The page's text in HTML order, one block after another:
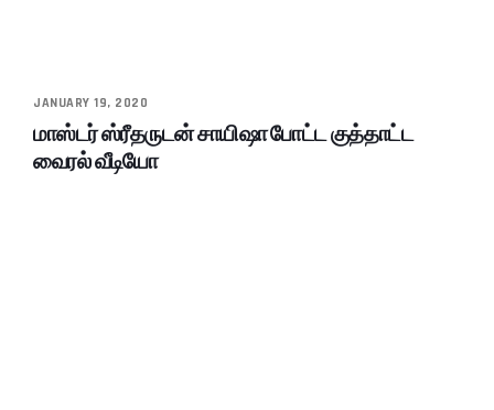
JANUARY 19, 2020
மாஸ்டர் ஸ்ரீதருடன் சாயிஷா போட்ட குத்தாட்ட
வைரல் வீடியோ